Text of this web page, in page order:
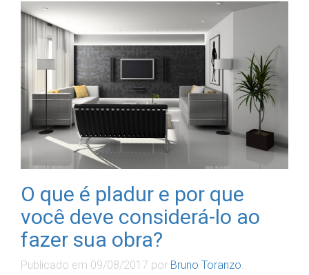
O que é pladur e por que
você deve considerá-lo ao
fazer sua obra?
Publicado em 09/08/2017 por Bruno Toranzo